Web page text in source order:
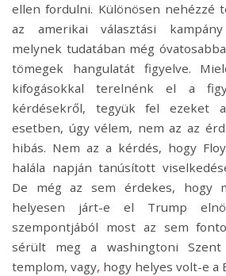
ellen fordulni. Különösen nehézzé
az amerikai választási
melynek tudatában még
tömegek hangulatát figyelve.
kifogásokkal terelnénk el a
kérdésekről, tegyük fel ezeket
esetben, úgy vélem, nem az az
hibás. Nem az a kérdés, hogy
halála napján tanúsított
De még az sem érdekes, hogy
helyesen járt-e el Trump
szempontjából most az sem
sérült meg a washingtoni Szent
templom, vagy, hogy helyes volt-e a